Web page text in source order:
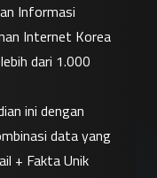
Informasi
Internet Korea
dari 1.000
ini dengan
data yang
+ Fakta Unik